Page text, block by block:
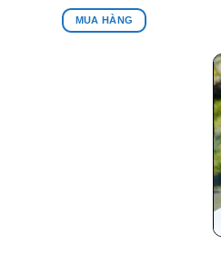
MUA HÀNG